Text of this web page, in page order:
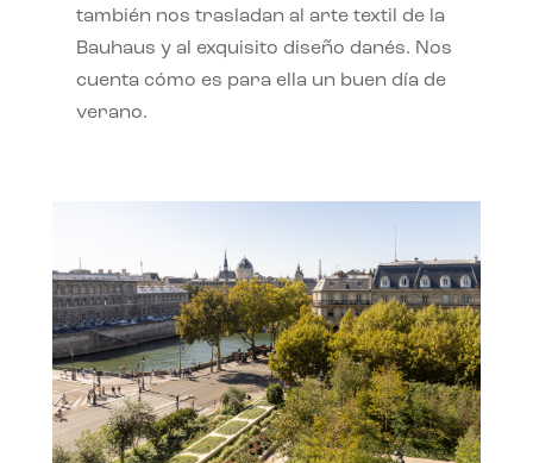
también nos trasladan al arte textil de la
Bauhaus y al exquisito diseño danés. Nos
cuenta cómo es para ella un buen día de
verano.